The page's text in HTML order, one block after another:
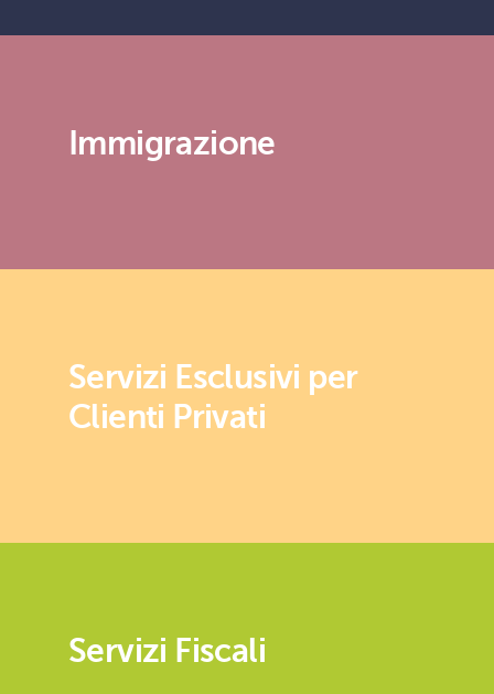
Immigrazione
Servizi Esclusivi per
Clienti Privati
Servizi Fiscali